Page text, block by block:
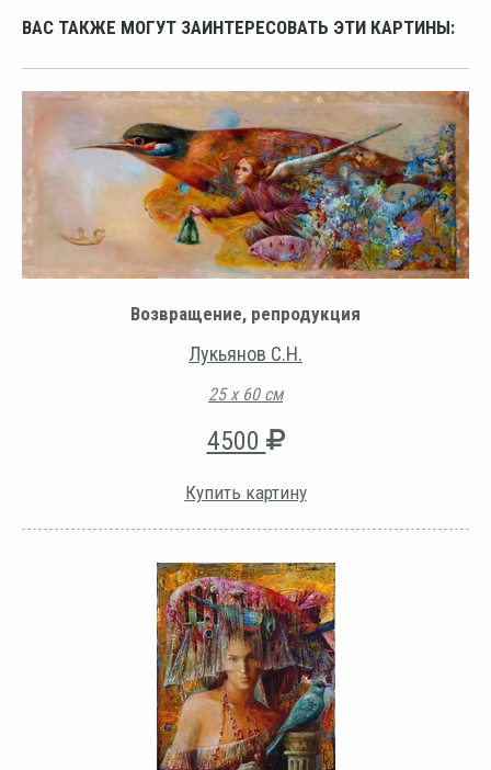
ВАС ТАКЖЕ МОГУТ ЗАИНТЕРЕСОВАТЬ ЭТИ КАРТИНЫ:
Возвращение, репродукция
Лукьянов С.Н.
25 х 60 см
4500
Купить картину